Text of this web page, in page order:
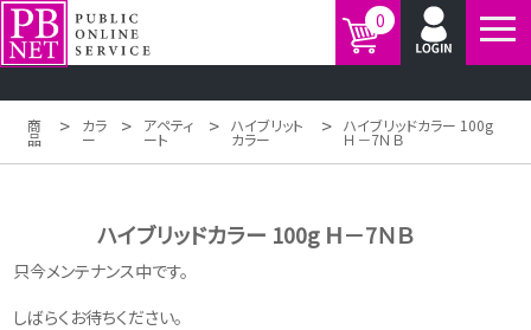
0
商
品 > カラ
ー > アペティ
ート > ハイブリット
カラー > ハイブリッドカラー 100g
Ｈ－7ＮＢ
ハイブリッドカラー 100g Ｈ－7ＮＢ
只今メンテナンス中です。
しばらくお待ちください。